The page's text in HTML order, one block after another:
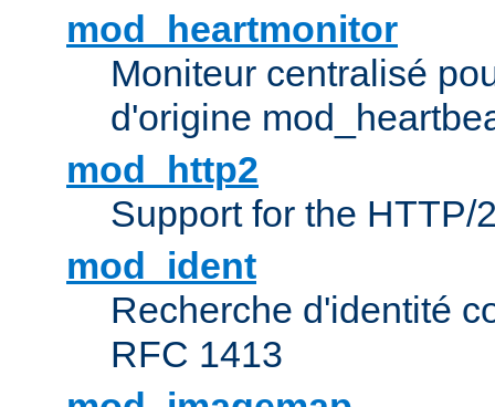
mod_heartmonitor
Moniteur centralisé
d'origine
mod_http2
Support for the HTTP/
mod_ident
Recherche d'identité
RFC 1413